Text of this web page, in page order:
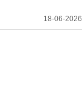
18-06-2026